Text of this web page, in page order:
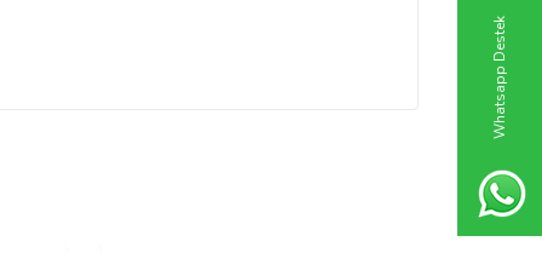
W
h
t
s
a
p
p
D
e
s
t
e
k
H
a
t
t